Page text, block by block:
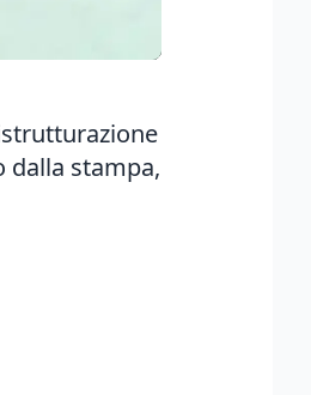
dalla stampa,